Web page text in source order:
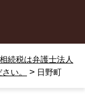
この家から追
続税は弁護士法人
い。
> 日野町